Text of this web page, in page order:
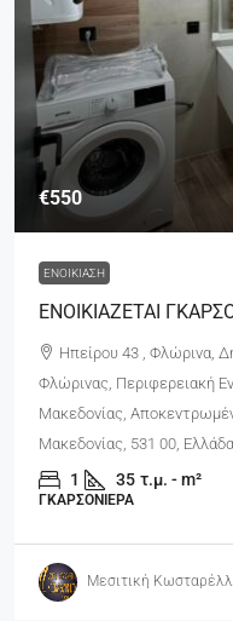
€550
ΕΝΟΙΚΊΑΣΗ
ΕΝΟΙΚΙΑΖΕΤΑΙ
Ηπείρου 43 , Φλώρινα,
Φλώρινας, Περιφερειακή
Μακεδονίας,
Μακεδονίας, 531 00, Ελλάδα
1 35 τ.μ. - m²
ΓΚΑΡΣΟΝΙΈΡΑ
Μεσιτική